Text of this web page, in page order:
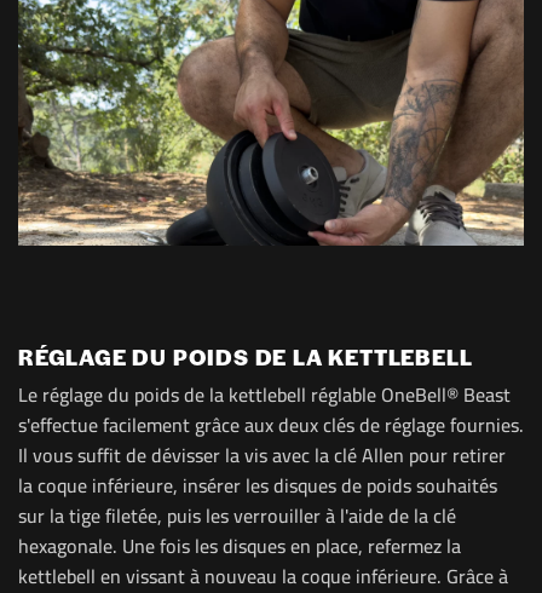
RÉGLAGE DU POIDS DE LA KETTLEBELL
Le réglage du poids de la kettlebell réglable OneBell® Beast
s'effectue facilement grâce aux deux clés de réglage fournies.
Il vous suffit de dévisser la vis avec la clé Allen pour retirer
la coque inférieure, insérer les disques de poids souhaités
sur la tige filetée, puis les verrouiller à l'aide de la clé
hexagonale. Une fois les disques en place, refermez la
kettlebell en vissant à nouveau la coque inférieure.Grâce à